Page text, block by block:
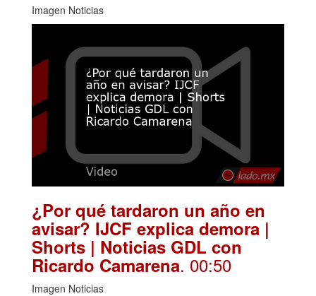
Imagen Noticias
¿Por qué tardaron un año en
avisar? IJCF explica demora |
Shorts | Noticias GDL con
Ricardo Camarena. 00:50
Imagen Noticias